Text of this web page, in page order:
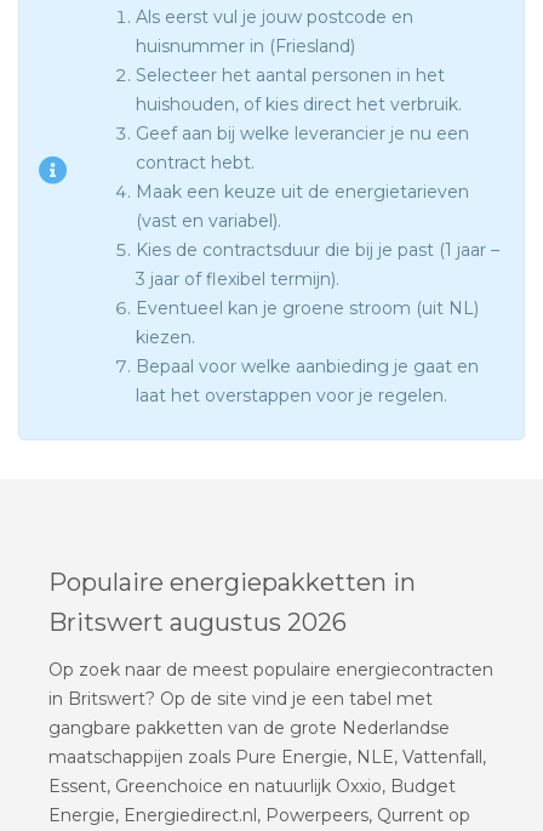
Als eerst vul je jouw postcode en
huisnummer in (Friesland)
Selecteer het aantal personen in het
huishouden, of kies direct het verbruik.
Geef aan bij welke leverancier je nu een
contract hebt.
Maak een keuze uit de energietarieven
(vast en variabel).
Kies de contractsduur die bij je past (1 jaar –
3 jaar of flexibel termijn).
Eventueel kan je groene stroom (uit NL)
kiezen.
Bepaal voor welke aanbieding je gaat en
laat het overstappen voor je regelen.
Populaire energiepakketten in
Britswert augustus 2026
Op zoek naar de meest populaire energiecontracten
in Britswert? Op de site vind je een tabel met
gangbare pakketten van de grote Nederlandse
maatschappijen zoals Pure Energie, NLE, Vattenfall,
Essent, Greenchoice en natuurlijk Oxxio, Budget
Energie, Energiedirect.nl, Powerpeers, Qurrent op